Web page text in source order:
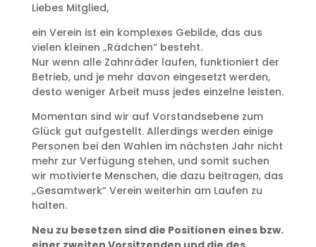
Liebes Mitglied,
ein Verein ist ein komplexes Gebilde, das aus
vielen kleinen „Rädchen“ besteht.
Nur wenn alle Zahnräder laufen, funktioniert der
Betrieb, und je mehr davon eingesetzt werden,
desto weniger Arbeit muss jedes einzelne leisten.
Momentan sind wir auf Vorstandsebene zum
Glück gut aufgestellt. Allerdings werden einige
Personen bei den Wahlen im nächsten Jahr nicht
mehr zur Verfügung stehen, und somit suchen
wir motivierte Menschen, die dazu beitragen, das
„Gesamtwerk“ Verein weiterhin am Laufen zu
halten.
Neu zu besetzen sind die Positionen eines bzw.